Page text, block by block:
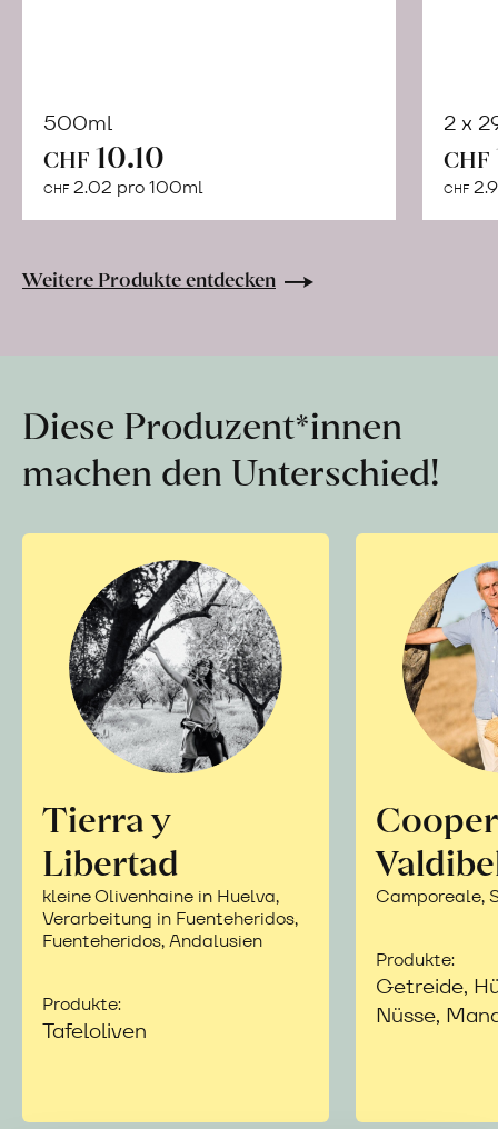
500ml
CHF 10.10
CHF 2.02 pro 100ml
Warenkorb
2 x
CHF
CHF
Weitere Produkte entdecken
Diese Produzent*innen
machen den Unterschied!
Tierra y
Libertad
kleine Olivenhaine in Huelva,
Verarbeitung in Fuenteheridos,
Fuenteheridos, Andalusien
Produkte:
Tafeloliven
Camporeale,
Produkte:
Getreide,
Nüsse,